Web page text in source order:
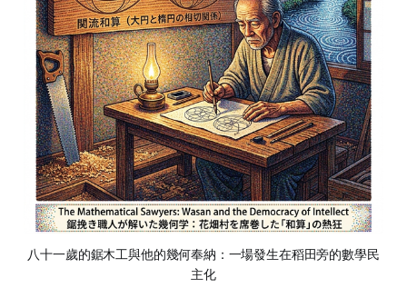
八十一歲的鋸木工與他的幾何奉納：一場發生在稻田旁的數學民
主化